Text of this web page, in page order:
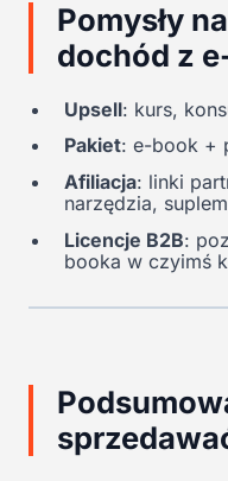
Pomysły
dochód z
Upsell: kurs,
Pakiet: e-book +
Afiliacja: linki
narzędzia,
Licencje B2B:
booka w czyimś